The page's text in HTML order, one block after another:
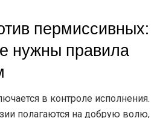
пермиссивных:
нужны правила
в контроле исполнения.
полагаются на добрую волю,